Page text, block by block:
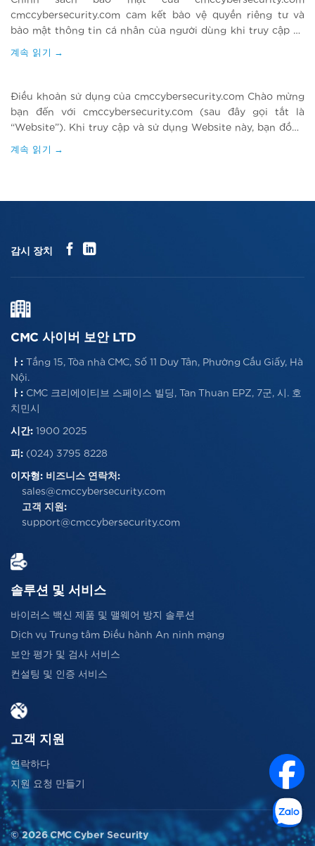
cmccybersecurity.com cam kết bảo vệ quyền riêng tư và
bảo mật thông tin cá nhân của người dùng khi truy cập và
계속 읽기 →
Điều khoản sử dụng của cmccybersecurity.com Chào mừng
bạn đến với cmccybersecurity.com (sau đây gọi tắt là
“Website”). Khi truy cập và sử dụng Website này, bạn đồng
ý tuân thủ các điều khoản và điều kiện dưới đây. Nếu bạn
계속 읽기 →
감시 장치
CMC 사이버 보안 LTD
ㅏ: Tầng 15, Tòa nhà CMC, Số 11 Duy Tân, Phường Cầu Giấy, Hà
Nội.
ㅏ: CMC 크리에이티브 스페이스 빌딩, Tan Thuan EPZ, 7군, 시. 호
치민시
시간: 1900 2025
피: (024) 3795 8228
이자형: 비즈니스 연락처:
sales@cmccybersecurity.com
고객 지원:
support@cmccybersecurity.com
솔루션 및 서비스
바이러스 백신 제품 및 맬웨어 방지 솔루션
Dịch vụ Trung tâm Điều hành An ninh mạng
보안 평가 및 검사 서비스
컨설팅 및 인증 서비스
고객 지원
연락하다
지원 요청 만들기
© 2026 CMC Cyber Security